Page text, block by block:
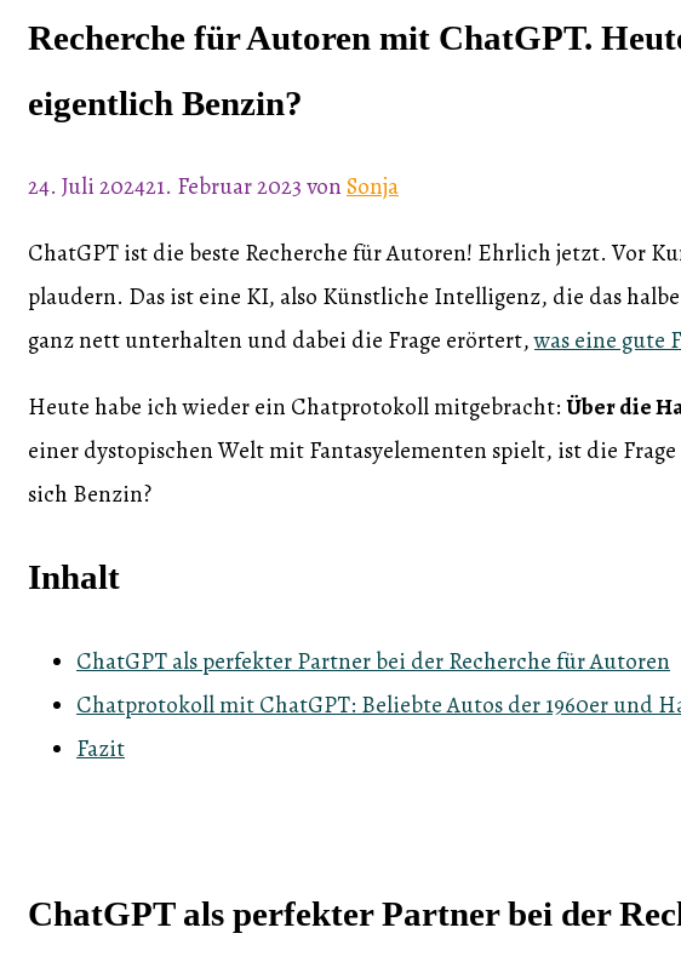
Recherche für Autoren mit ChatGPT.
eigentlich Benzin?
24. Juli 202421. Februar 2023vonSonja
ChatGPT ist die beste Recherche für Autoren! Ehrlich jetzt. Vor
plaudern. Das ist eine KI, also Künstliche Intelligenz, die das
ganz nett unterhalten und dabei die Frage erörtert,was eine gute
Heute habe ich wieder ein Chatprotokoll mitgebracht:Über die
einer dystopischen Welt mit Fantasyelementen spielt, ist die
sich Benzin?
Inhalt
ChatGPT als perfekter Partner bei der Recherche für Autoren
Chatprotokoll mit ChatGPT: Beliebte Autos der 1960er und
Fazit
ChatGPT als perfekter Partner bei der